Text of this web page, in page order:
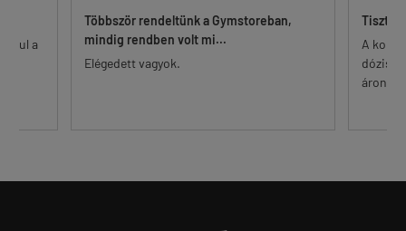
alul a
Többször rendeltünk a Gymstoreban,
mindig rendben volt mi...
Elégedett vagyok.
A
dózisú
áron.